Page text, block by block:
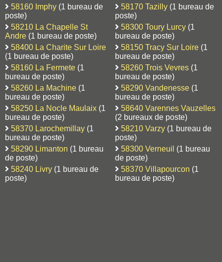
58160 Imphy (1 bureau de
poste)
58210 La Chapelle St
Andre (1 bureau de poste)
58400 La Charite Sur Loire
(1 bureau de poste)
58160 La Fermete (1
bureau de poste)
58260 La Machine (1
bureau de poste)
58250 La Nocle Maulaix (1
bureau de poste)
58370 Larochemillay (1
bureau de poste)
58290 Limanton (1 bureau
de poste)
58240 Livry (1 bureau de
poste)
58170 Tazilly (1 bureau de
poste)
58300 Toury Lurcy (1
bureau de poste)
58150 Tracy Sur Loire (1
bureau de poste)
58260 Trois Vevres (1
bureau de poste)
58290 Vandenesse (1
bureau de poste)
58640 Varennes Vauzelles
(2 bureaux de poste)
58210 Varzy (1 bureau de
poste)
58300 Verneuil (1 bureau
de poste)
58370 Villapourcon (1
bureau de poste)